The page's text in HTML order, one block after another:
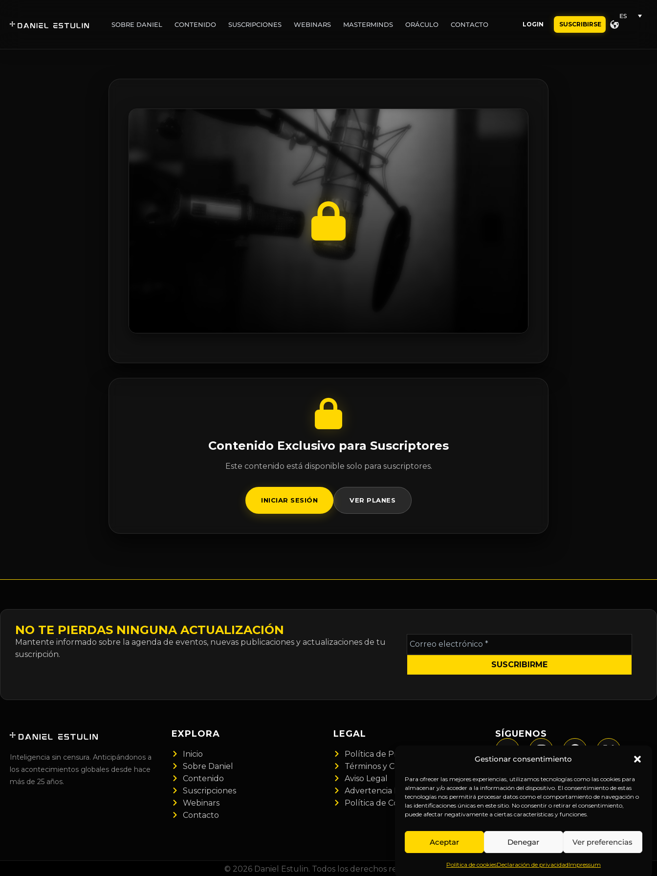
Gestionar consentimiento
Para ofrecer las mejores experiencias, utilizamos tecnologías como las cookies para
almacenar y/o acceder a la información del dispositivo. El consentimiento de estas
tecnologías nos permitirá procesar datos como el comportamiento de navegación o
las identificaciones únicas en este sitio. No consentir o retirar el consentimiento,
puede afectar negativamente a ciertas características y funciones.
Aceptar Denegar Ver preferencias
Política de cookiesDeclaración de privacidadImpressum
SOBRE DANIEL CONTENIDO SUSCRIPCIONES WEBINARS MASTERMINDS ORÁCULO CONTACTO LOGIN SUSCRIBIRSE
ES
Contenido Exclusivo para Suscriptores
Este contenido está disponible solo para suscriptores.
INICIAR SESIÓN VER PLANES
NO TE PIERDAS NINGUNA ACTUALIZACIÓN
Mantente informado sobre la agenda de eventos, nuevas publicaciones y actualizaciones de tu
suscripción.
Correo
electrónico
*
Inteligencia sin censura. Anticipándonos a
los acontecimientos globales desde hace
más de 25 años.
EXPLORA
Inicio
Sobre Daniel
Contenido
Suscripciones
Webinars
Contacto
LEGAL
Política de Privacidad
Términos y Condiciones
Aviso Legal
Advertencia Financiera
Política de Cookies
SÍGUENOS
© 2026 Daniel Estulin. Todos los derechos reservados.